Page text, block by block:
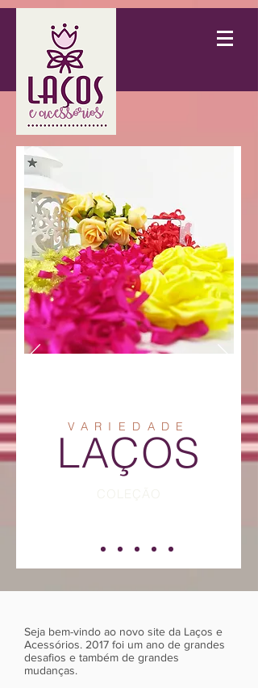
VARIEDADE
LAÇOS
Seja bem-vindo ao novo site da Laços e
Acessórios. 2017 foi um ano de grandes
desafios e também de grandes
mudanças.